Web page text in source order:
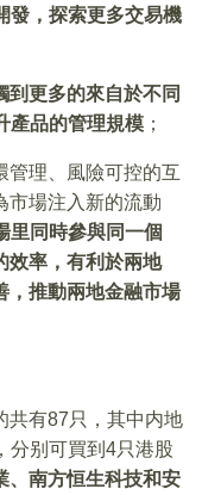
發，探索更多交易機
到更多的來自於不同
產品的管理規模 ；
管理、風險可控的互
市場注入新的流動
里同時參與同一個
效率，有利於兩地
，推動兩地金融市場
共有87只，其中内地
分别可買到4只港股
、南方恒生科技和安